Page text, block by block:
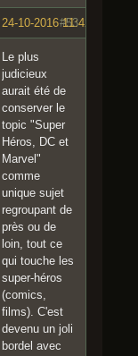
#53
24-10-2016 11:42:09
Le plus
judicieux
aurait été de
conserver le
topic "Super
Héros, DC et
Marvel"
comme
unique sujet
regroupant de
près ou de
loin, tout ce
qui touche les
super-héros
(comics,
films). C'est
devenu un joli
bordel avec